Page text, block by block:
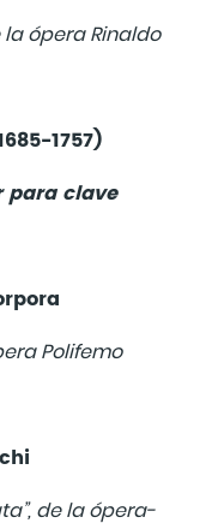
la ópera Rinaldo
1757)
para clave
Polifemo
de la ópera-